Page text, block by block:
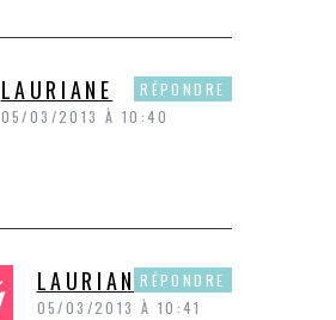
LAURIANE
05/03/2013 À 10:40
RÉPONDRE
LAURIANE
05/03/2013 À 10:41
RÉPONDRE